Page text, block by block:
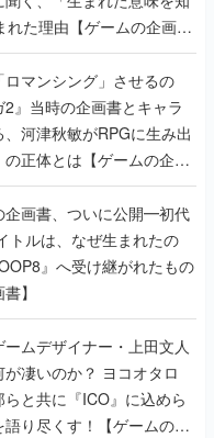
れた理由【ゲームの企画
ロマンシング」させるの
』当時の企画書とキャラ
河津秋敏がRPGに生み出
の正体とは【ゲームの企画
企画書、ついに公開━初代
トルは、なぜ生まれたの
』へ受け継がれたもの
】
ムデザイナー・上田文人
が凄いのか？ ヨコオタロ
と共に『ICO』に込めら
り尽くす！【ゲームの企